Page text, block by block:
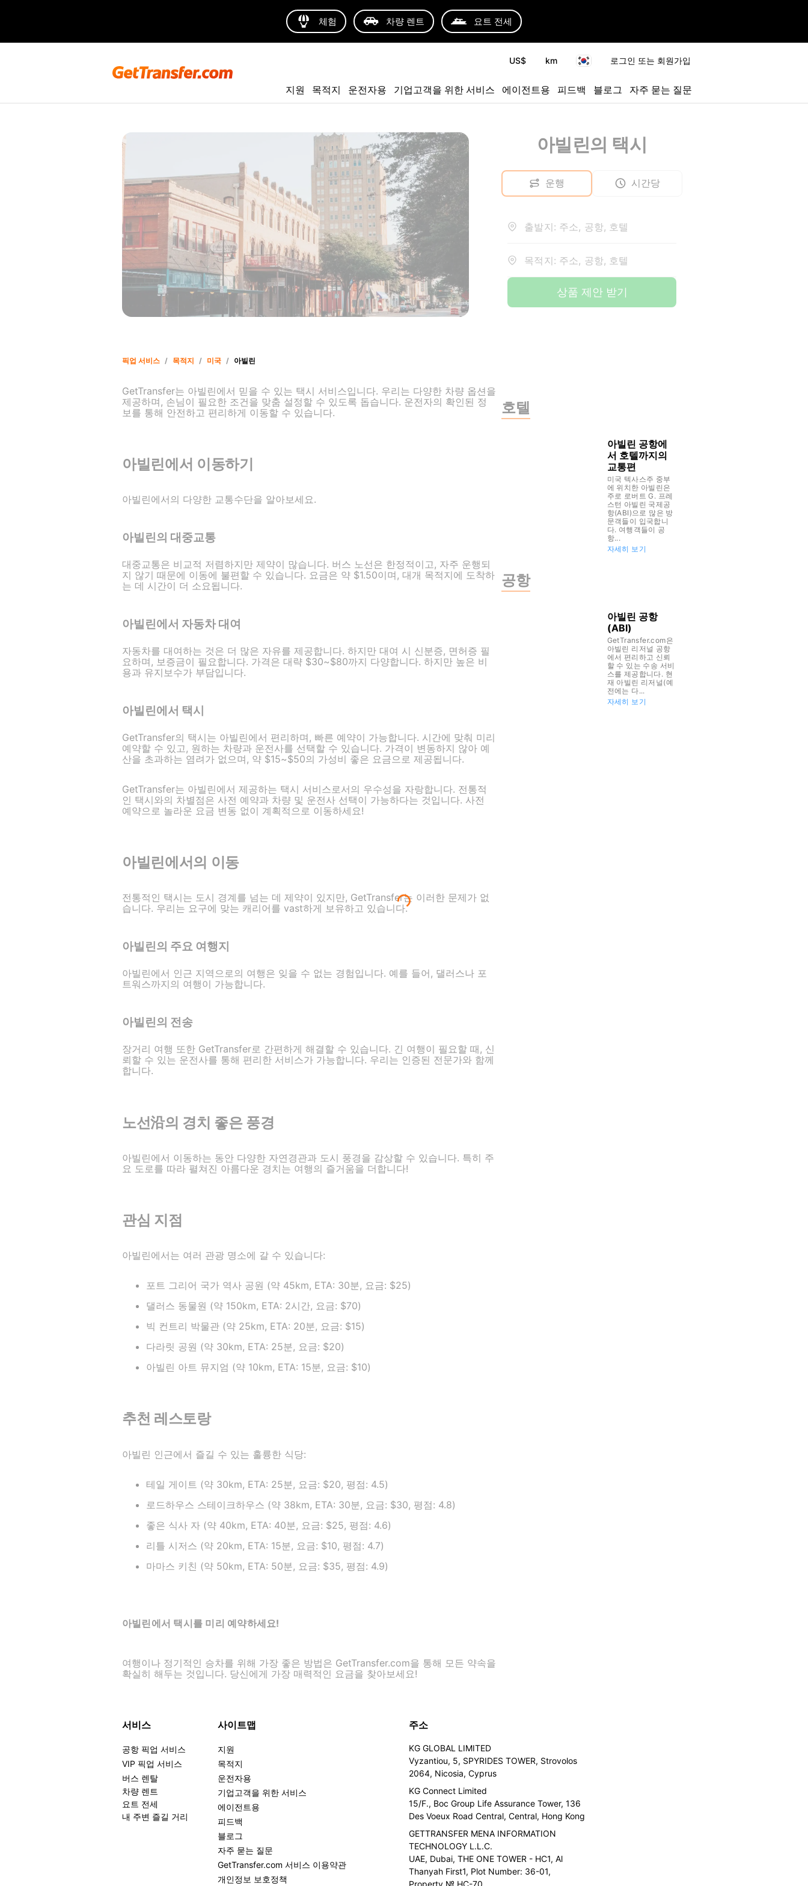
체험 차량 렌트 요트 전세
US$ km 로그인 또는 회원가입
지원 목적지 운전자용 기업고객을 위한 서비스 에이전트용 피드백 블로그 자주 묻는 질문
아빌린의 택시
운행 시간당
출발지: 주소, 공항, 호텔
목적지: 주소, 공항, 호텔
상품 제안 받기
픽업 서비스 / 목적지 / 미국 / 아빌린
GetTransfer는 아빌린에서 믿을 수 있는 택시 서비스입니다. 우리는 다양한 차량 옵션을
제공하며, 손님이 필요한 조건을 맞춤 설정할 수 있도록 돕습니다. 운전자의 확인된 정
보를 통해 안전하고 편리하게 이동할 수 있습니다.
아빌린에서 이동하기
아빌린에서의 다양한 교통수단을 알아보세요.
아빌린의 대중교통
대중교통은 비교적 저렴하지만 제약이 많습니다. 버스 노선은 한정적이고, 자주 운행되
지 않기 때문에 이동에 불편할 수 있습니다. 요금은 약 $1.50이며, 대개 목적지에 도착하
는 데 시간이 더 소요됩니다.
아빌린에서 자동차 대여
자동차를 대여하는 것은 더 많은 자유를 제공합니다. 하지만 대여 시 신분증, 면허증 필
요하며, 보증금이 필요합니다. 가격은 대략 $30~$80까지 다양합니다. 하지만 높은 비
용과 유지보수가 부담입니다.
아빌린에서 택시
GetTransfer의 택시는 아빌린에서 편리하며, 빠른 예약이 가능합니다. 시간에 맞춰 미리
예약할 수 있고, 원하는 차량과 운전사를 선택할 수 있습니다. 가격이 변동하지 않아 예
산을 초과하는 염려가 없으며, 약 $15~$50의 가성비 좋은 요금으로 제공됩니다.
GetTransfer는 아빌린에서 제공하는 택시 서비스로서의 우수성을 자랑합니다. 전통적
인 택시와의 차별점은 사전 예약과 차량 및 운전사 선택이 가능하다는 것입니다. 사전
예약으로 놀라운 요금 변동 없이 계획적으로 이동하세요!
아빌린에서의 이동
전통적인 택시는 도시 경계를 넘는 데 제약이 있지만, GetTransfer는 이러한 문제가 없
습니다. 우리는 요구에 맞는 캐리어를 vast하게 보유하고 있습니다.
아빌린의 주요 여행지
아빌린에서 인근 지역으로의 여행은 잊을 수 없는 경험입니다. 예를 들어, 댈러스나 포
트워스까지의 여행이 가능합니다.
아빌린의 전송
장거리 여행 또한 GetTransfer로 간편하게 해결할 수 있습니다. 긴 여행이 필요할 때, 신
뢰할 수 있는 운전사를 통해 편리한 서비스가 가능합니다. 우리는 인증된 전문가와 함께
합니다.
노선沿의 경치 좋은 풍경
아빌린에서 이동하는 동안 다양한 자연경관과 도시 풍경을 감상할 수 있습니다. 특히 주
요 도로를 따라 펼쳐진 아름다운 경치는 여행의 즐거움을 더합니다!
관심 지점
아빌린에서는 여러 관광 명소에 갈 수 있습니다:
포트 그리어 국가 역사 공원 (약 45km, ETA: 30분, 요금: $25)
댈러스 동물원 (약 150km, ETA: 2시간, 요금: $70)
빅 컨트리 박물관 (약 25km, ETA: 20분, 요금: $15)
다라릿 공원 (약 30km, ETA: 25분, 요금: $20)
아빌린 아트 뮤지엄 (약 10km, ETA: 15분, 요금: $10)
추천 레스토랑
아빌린 인근에서 즐길 수 있는 훌륭한 식당:
테일 게이트 (약 30km, ETA: 25분, 요금: $20, 평점: 4.5)
로드하우스 스테이크하우스 (약 38km, ETA: 30분, 요금: $30, 평점: 4.8)
좋은 식사 자 (약 40km, ETA: 40분, 요금: $25, 평점: 4.6)
리틀 시저스 (약 20km, ETA: 15분, 요금: $10, 평점: 4.7)
마마스 키친 (약 50km, ETA: 50분, 요금: $35, 평점: 4.9)
아빌린에서 택시를 미리 예약하세요!
여행이나 정기적인 승차를 위해 가장 좋은 방법은 GetTransfer.com을 통해 모든 약속을
확실히 해두는 것입니다. 당신에게 가장 매력적인 요금을 찾아보세요!
호텔
아빌린 공항에
서 호텔까지의
교통편
미국 텍사스주 중부
에 위치한 아빌린은
주로 로버트 G. 프레
스턴 아빌린 국제공
항(ABI)으로 많은 방
문객들이 입국합니
다. 여행객들이 공
항...
자세히 보기
공항
아빌린 공항
(ABI)
GetTransfer.com은
아빌린 리저널 공항
에서 편리하고 신뢰
할 수 있는 수송 서비
스를 제공합니다. 현
재 아빌린 리저널(예
전에는 다...
자세히 보기
서비스
공항 픽업 서비스
VIP 픽업 서비스
버스 렌탈
차량 렌트
요트 전세
내 주변 즐길 거리
사이트맵
지원
목적지
운전자용
기업고객을 위한 서비스
에이전트용
피드백
블로그
자주 묻는 질문
GetTransfer.com 서비스 이용약관
개인정보 보호정책
주소
KG GLOBAL LIMITED
Vyzantiou, 5, SPYRIDES TOWER, Strovolos
2064, Nicosia, Cyprus
KG Connect Limited
15/F., Boc Group Life Assurance Tower, 136
Des Voeux Road Central, Central, Hong Kong
GETTRANSFER MENA INFORMATION
TECHNOLOGY L.L.C.
UAE, Dubai, THE ONE TOWER - HC1, Al
Thanyah First1, Plot Number: 36-01,
Property № HC-70